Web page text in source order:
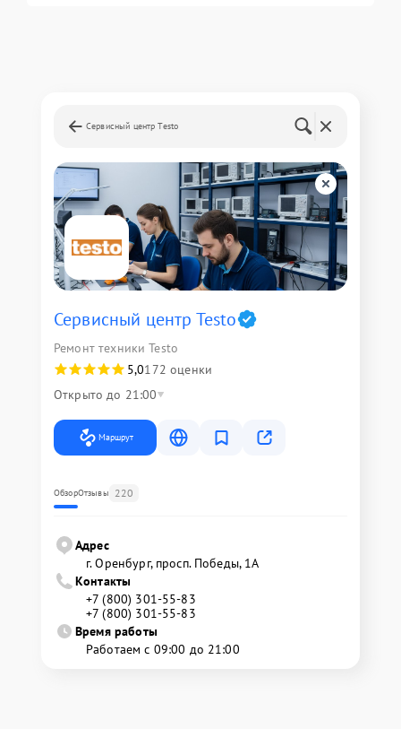
Сервисный центр Testo
Сервисный центр Testo
Ремонт техники Testo
5,0172 оценки
Открыто до 21:00
Маршрут
ОбзорОтзывы 220
Адрес
г. Оренбург, просп. Победы, 1А
Контакты
+7 (800) 301-55-83
+7 (800) 301-55-83
Время работы
Работаем с 09:00 до 21:00